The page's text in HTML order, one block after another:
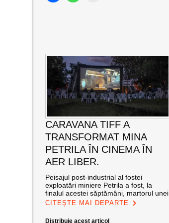
CARAVANA TIFF A
TRANSFORMAT MINA
PETRILA ÎN CINEMA ÎN
AER LIBER.
Peisajul post-industrial al fostei
exploatări miniere Petrila a fost, la
finalul acestei săptămâni, martorul unei
CITEȘTE MAI DEPARTE
Distribuie acest articol